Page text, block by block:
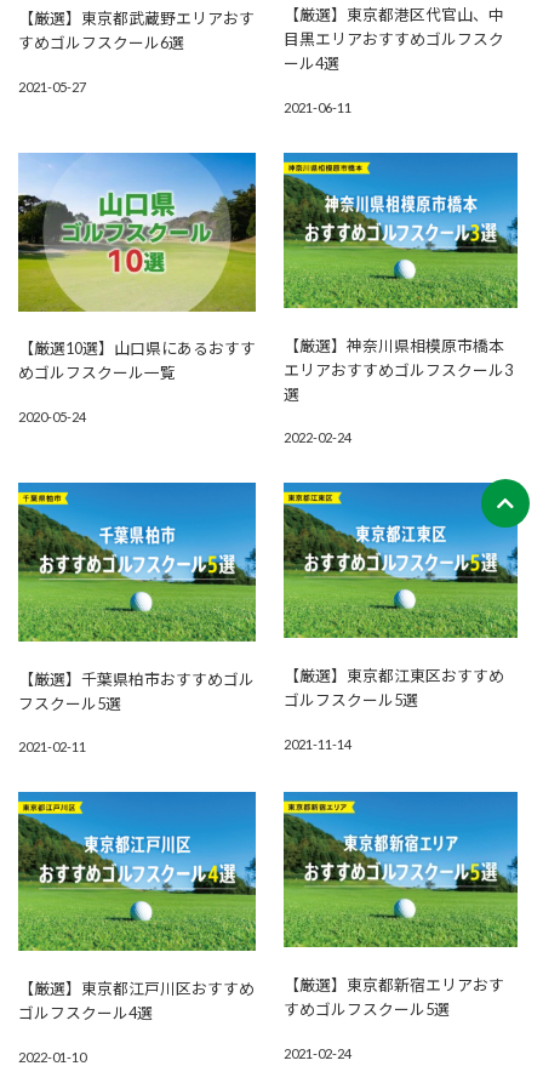
【厳選】東京都武蔵野エリアおす
すめゴルフスクール6選
2021-05-27
【厳選】東京都港区代官山、中
目黒エリアおすすめゴルフスク
ール4選
2021-06-11
【厳選10選】山口県にあるおすす
めゴルフスクール一覧
2020-05-24
【厳選】神奈川県相模原市橋本
エリアおすすめゴルフスクール3
選
2022-02-24
【厳選】千葉県柏市おすすめゴル
フスクール5選
2021-02-11
【厳選】東京都江東区おすすめ
ゴルフスクール5選
2021-11-14
【厳選】東京都江戸川区おすすめ
ゴルフスクール4選
2022-01-10
【厳選】東京都新宿エリアおす
すめゴルフスクール5選
2021-02-24